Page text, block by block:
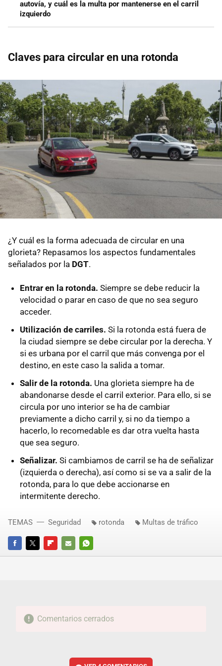
autovía, y cuál es la multa por mantenerse en el carril
izquierdo
Claves para circular en una rotonda
¿Y cuál es la forma adecuada de circular en una
glorieta? Repasamos los aspectos fundamentales
señalados por la DGT.
Entrar en la rotonda. Siempre se debe reducir la
velocidad o parar en caso de que no sea seguro
acceder.
Utilización de carriles. Si la rotonda está fuera de
la ciudad siempre se debe circular por la derecha. Y
si es urbana por el carril que más convenga por el
destino, en este caso la salida a tomar.
Salir de la rotonda. Una glorieta siempre ha de
abandonarse desde el carril exterior. Para ello, si se
circula por uno interior se ha de cambiar
previamente a dicho carril y, si no da tiempo a
hacerlo, lo recomedable es dar otra vuelta hasta
que sea seguro.
Señalizar. Si cambiamos de carril se ha de señalizar
(izquierda o derecha), así como si se va a salir de la
rotonda, para lo que debe accionarse en
intermitente derecho.
FACEBOOKTWITTERFLIPBOARD
E-
WHATSAPP
TEMAS Seguridad rotonda Multas de tráfico
Comentarios cerrados